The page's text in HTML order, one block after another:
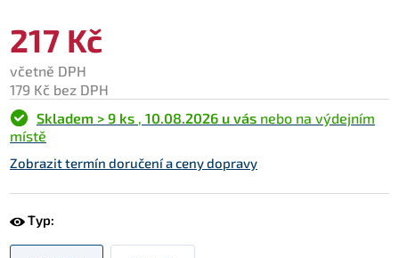
217 Kč
včetně DPH
179 Kč bez DPH
Skladem > 9 ks , 10.08.2026 u vás nebo na výdejním
místě
Zobrazit termín doručení a ceny dopravy
Typ: